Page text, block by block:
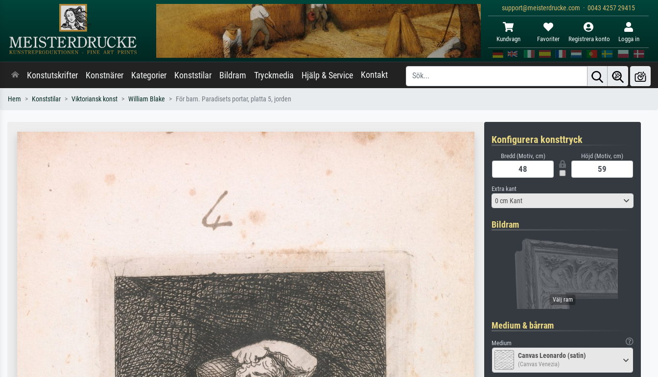
support@meisterdrucke.com · 0043 4257 29415
Kundvagn Favoriter Registrera konto Logga in
Konstutskrifter Konstnärer Kategorier Konststilar Bildram Tryckmedia Hjälp & Service Kontakt
Hem Konststilar Viktoriansk konst William Blake För barn. Paradisets portar, platta 5, jorden
Konfigurera konsttryck
Bredd (Motiv, cm) Höjd (Motiv, cm)
Extra kant
0 cm Kant
Bildram
Medium & bårram
Medium
Canvas Leonardo (satin)
(Canvas Venezia)